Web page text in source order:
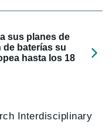
sus planes de
baterías su
hasta los 18
Interdisciplinary